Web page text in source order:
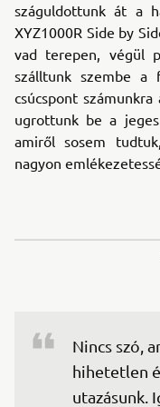
száguldottunk át a
XYZ1000R Side by
vad terepen, végül
szálltunk szembe a
csúcspont
ugrottunk be a
amiről sosem
nagyon
Nincs szó,
hihetetlen
utazásunk.